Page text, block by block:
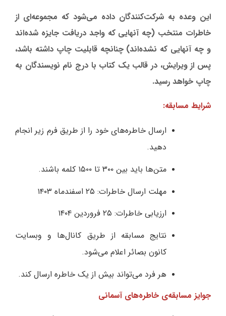
این وعده به شرکت‌کنندگان داده می‌شود که مجموعه‌ای از
خاطرات منتخب (چه آنهایی که واجد دریافت جایزه شده‌اند
و چه آنهایی که نشده‌اند) چنانچه قابلیت چاپ داشته باشد،
پس از ویرایش، در قالب یک کتاب با درج نام نویسندگان به
چاپ خواهد رسید.
شرایط مسابقه:
ارسال خاطره‌های خود را از طریق فرم زیر انجام
دهید.
متن‌ها باید بین ۳۰۰ تا ۱۵۰۰ کلمه باشند.
مهلت ارسال خاطرات: ۲۵ اسفندماه ۱۴۰۳
ارزیابی خاطرات: ۲۵ فروردین ۱۴۰۴
نتایج مسابقه از طریق کانال‌ها و وبسایت
کانون بصائر اعلام می‌شود.
هر فرد می‌تواند بیش از یک خاطره ارسال کند.
جوایز مسابقه‌ی خاطره‌های آسمانی